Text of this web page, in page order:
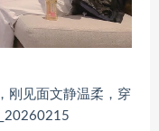
刚见面文静温柔，穿